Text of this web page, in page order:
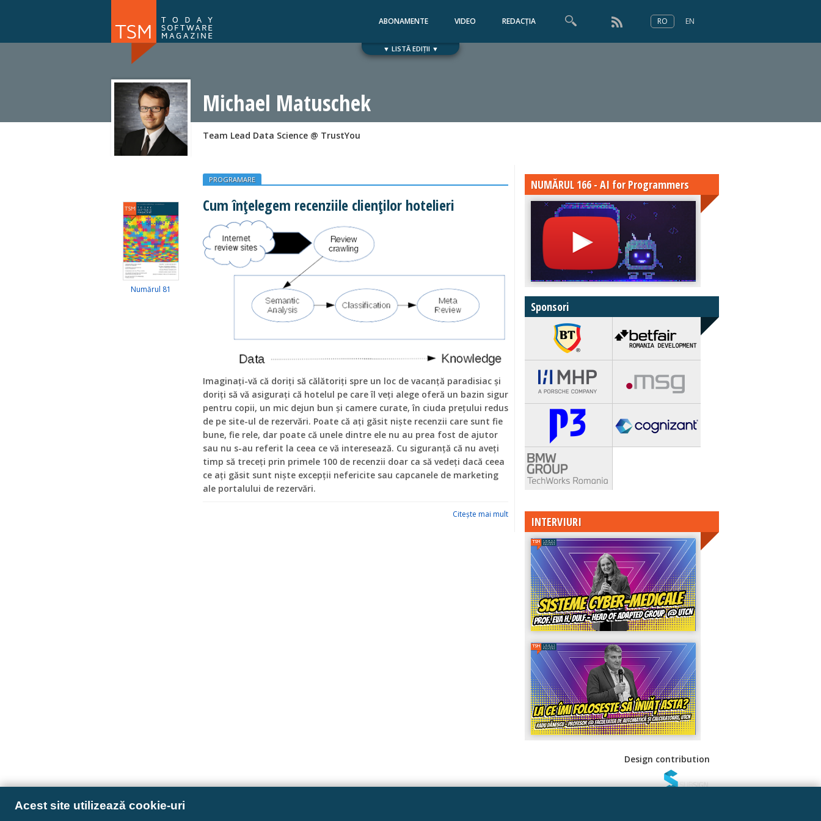
ABONAMENTE VIDEO REDACȚIA RO EN
Acest site utilizează cookie-uri
NOU
▼ LISTĂ EDIȚII ▼
Michael Matuschek
Team Lead Data Science @ TrustYou
Numărul 81
PROGRAMARE
Cum înţelegem recenziile clienţilor hotelieri
Imaginaţi-vă că doriţi să călătoriţi spre un loc de vacanţă paradisiac și
doriţi să vă asiguraţi că hotelul pe care îl veţi alege oferă un bazin sigur
pentru copii, un mic dejun bun și camere curate, în ciuda preţului redus
de pe site-ul de rezervări. Poate că aţi găsit niște recenzii care sunt fie
bune, fie rele, dar poate că unele dintre ele nu au prea fost de ajutor
sau nu s-au referit la ceea ce vă interesează. Cu siguranţă că nu aveţi
timp să treceţi prin primele 100 de recenzii doar ca să vedeţi dacă ceea
ce aţi găsit sunt niște excepţii nefericite sau capcanele de marketing
ale portalului de rezervări.
Citeşte mai mult
NUMĂRUL 166 - AI for Programmers
Sponsori
INTERVIURI
Design contribution